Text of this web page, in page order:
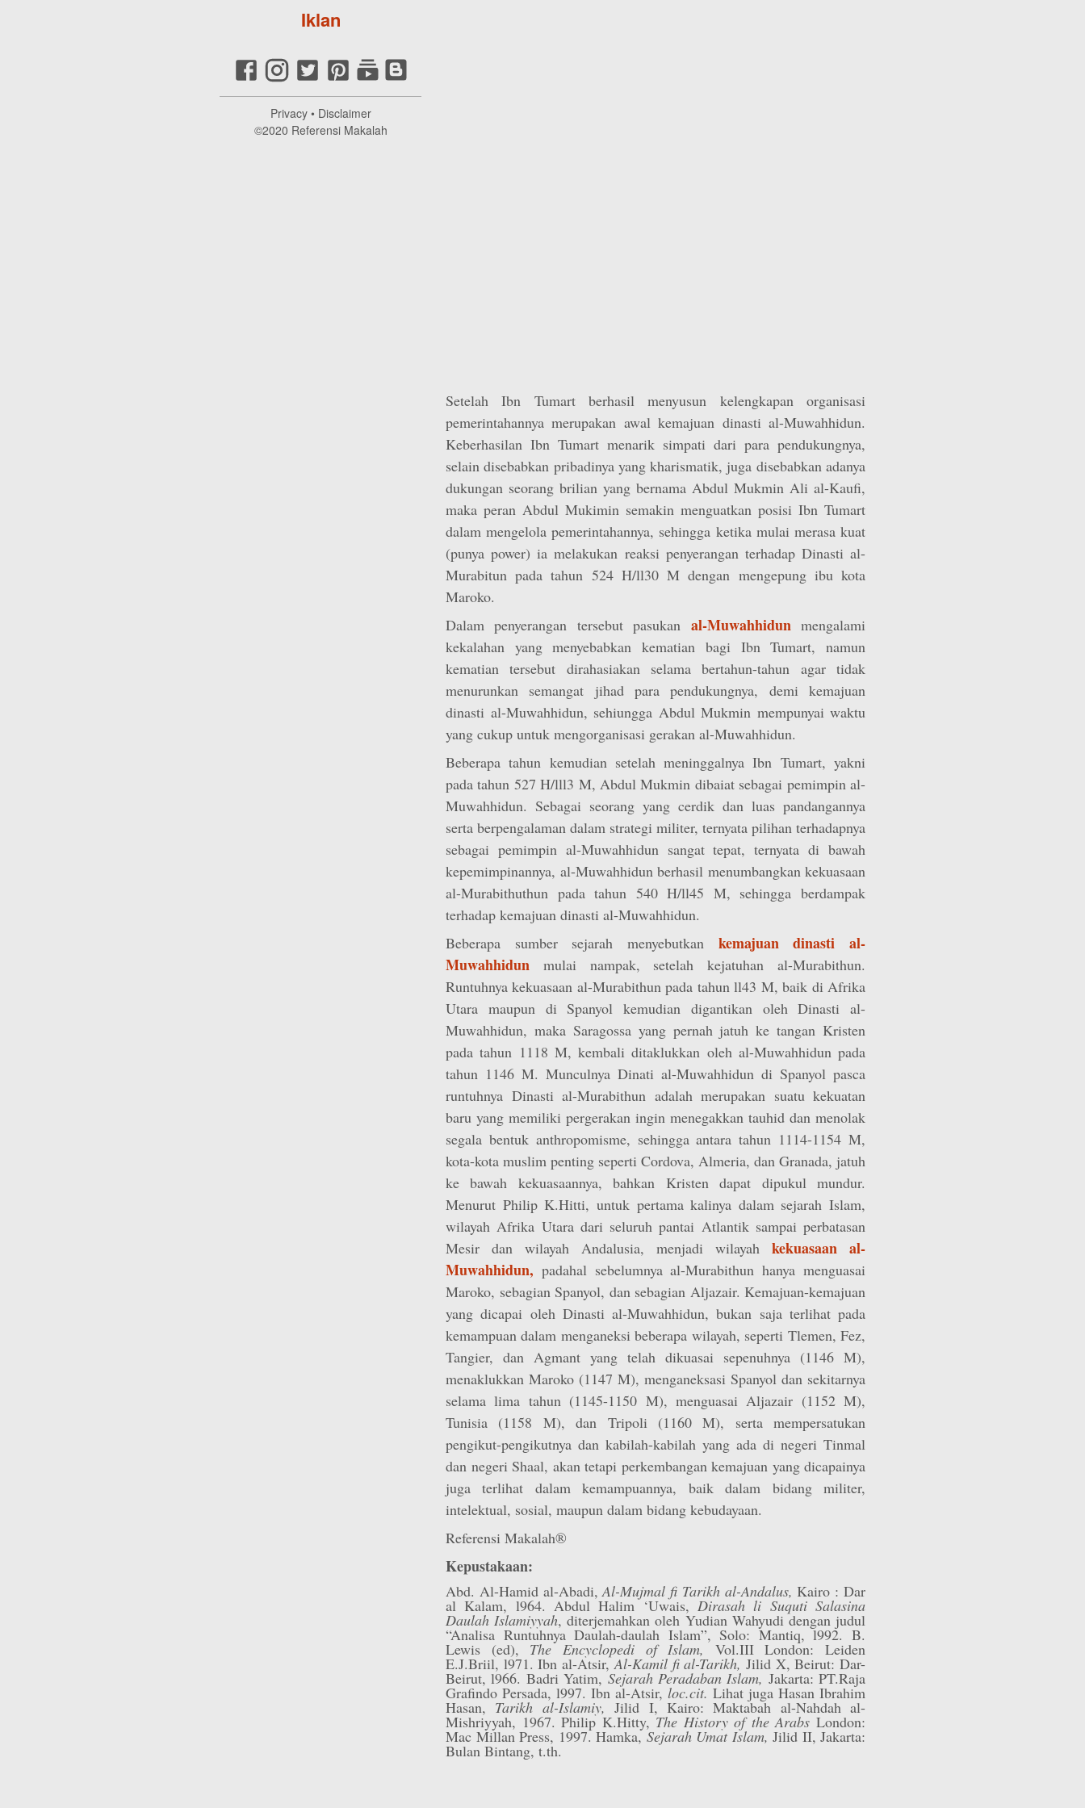
Iklan
Privacy• Disclaimer
©2020 Referensi Makalah
Setelah Ibn Tumart berhasil menyusun kelengkapan organisasi
pemerintahannya merupakan awal kemajuan dinasti al-Muwahhidun.
Keberhasilan Ibn Tumart menarik simpati dari para pendukungnya,
selain disebabkan pribadinya yang kharismatik, juga disebabkan adanya
dukungan seorang brilian yang bernama Abdul Mukmin Ali al-Kaufi,
maka peran Abdul Mukimin semakin menguatkan posisi Ibn Tumart
dalam mengelola pemerintahannya, sehingga ketika mulai merasa kuat
(punya power) ia melakukan reaksi penyerangan terhadap Dinasti al-
Murabitun pada tahun 524 H/ll30 M dengan mengepung ibu kota
Maroko.
Dalam penyerangan tersebut pasukan al-Muwahhidun mengalami
kekalahan yang menyebabkan kematian bagi Ibn Tumart, namun
kematian tersebut dirahasiakan selama bertahun-tahun agar tidak
menurunkan semangat jihad para pendukungnya, demi kemajuan
dinasti al-Muwahhidun, sehiungga Abdul Mukmin mempunyai waktu
yang cukup untuk mengorganisasi gerakan al-Muwahhidun.
Beberapa tahun kemudian setelah meninggalnya Ibn Tumart, yakni
pada tahun 527 H/lll3 M, Abdul Mukmin dibaiat sebagai pemimpin al-
Muwahhidun. Sebagai seorang yang cerdik dan luas pandangannya
serta berpengalaman dalam strategi militer, ternyata pilihan terhadapnya
sebagai pemimpin al-Muwahhidun sangat tepat, ternyata di bawah
kepemimpinannya, al-Muwahhidun berhasil menumbangkan kekuasaan
al-Murabithuthun pada tahun 540 H/ll45 M, sehingga berdampak
terhadap kemajuan dinasti al-Muwahhidun.
Beberapa sumber sejarah menyebutkan kemajuan dinasti al-
Muwahhidun mulai nampak, setelah kejatuhan al-Murabithun.
Runtuhnya kekuasaan al-Murabithun pada tahun ll43 M, baik di Afrika
Utara maupun di Spanyol kemudian digantikan oleh Dinasti al-
Muwahhidun, maka Saragossa yang pernah jatuh ke tangan Kristen
pada tahun 1118 M, kembali ditaklukkan oleh al-Muwahhidun pada
tahun 1146 M. Munculnya Dinati al-Muwahhidun di Spanyol pasca
runtuhnya Dinasti al-Murabithun adalah merupakan suatu kekuatan
baru yang memiliki pergerakan ingin menegakkan tauhid dan menolak
segala bentuk anthropomisme, sehingga antara tahun 1114-1154 M,
kota-kota muslim penting seperti Cordova, Almeria, dan Granada, jatuh
ke bawah kekuasaannya, bahkan Kristen dapat dipukul mundur.
Menurut Philip K.Hitti, untuk pertama kalinya dalam sejarah Islam,
wilayah Afrika Utara dari seluruh pantai Atlantik sampai perbatasan
Mesir dan wilayah Andalusia, menjadi wilayah kekuasaan al-
Muwahhidun, padahal sebelumnya al-Murabithun hanya menguasai
Maroko, sebagian Spanyol, dan sebagian Aljazair. Kemajuan-kemajuan
yang dicapai oleh Dinasti al-Muwahhidun, bukan saja terlihat pada
kemampuan dalam menganeksi beberapa wilayah, seperti Tlemen, Fez,
Tangier, dan Agmant yang telah dikuasai sepenuhnya (1146 M),
menaklukkan Maroko (1147 M), menganeksasi Spanyol dan sekitarnya
selama lima tahun (1145-1150 M), menguasai Aljazair (1152 M),
Tunisia (1158 M), dan Tripoli (1160 M), serta mempersatukan
pengikut-pengikutnya dan kabilah-kabilah yang ada di negeri Tinmal
dan negeri Shaal, akan tetapi perkembangan kemajuan yang dicapainya
juga terlihat dalam kemampuannya, baik dalam bidang militer,
intelektual, sosial, maupun dalam bidang kebudayaan.
Referensi Makalah®
Kepustakaan:
Abd. Al-Hamid al-Abadi,Al-Mujmal fi Tarikh al-Andalus, Kairo : Dar
al Kalam, l964. Abdul Halim ‘Uwais, Dirasah li Suquti Salasina
Daulah Islamiyyah, diterjemahkan oleh Yudian Wahyudi dengan judul
“Analisa Runtuhnya Daulah-daulah Islam”, Solo: Mantiq, l992. B.
Lewis (ed), The Encyclopedi of Islam, Vol.III London: Leiden
E.J.Briil, l971. Ibn al-Atsir,Al-Kamil fi al-Tarikh, Jilid X, Beirut: Dar-
Beirut, l966. Badri Yatim,Sejarah Peradaban Islam, Jakarta: PT.Raja
Grafindo Persada, l997. Ibn al-Atsir, loc.cit. Lihat juga Hasan Ibrahim
Hasan, Tarikh al-Islamiy,Jilid I, Kairo: Maktabah al-Nahdah al-
Mishriyyah, 1967. Philip K.Hitty,The History of the ArabsLondon:
Mac Millan Press, 1997. Hamka, Sejarah Umat Islam, Jilid II, Jakarta:
Bulan Bintang, t.th.